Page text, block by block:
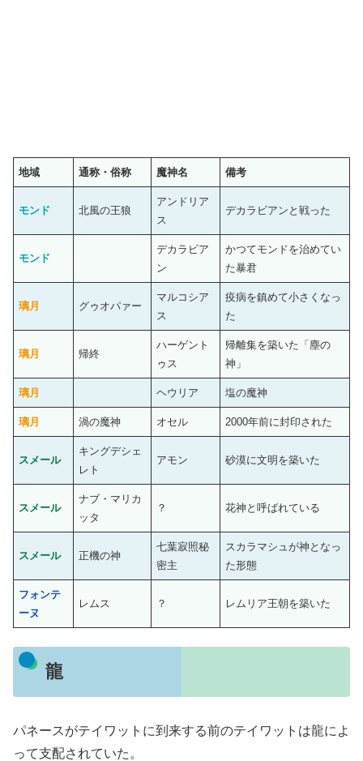
地域 通称・俗称 魔神名 備考
モンド 北風の王狼
アンドリア
ス
デカラビアンと戦った
モンド
デカラビア
ン
かつてモンドを治めてい
た暴君
璃月 グゥオパァー
マルコシア
ス
疫病を鎮めて小さくなっ
た
璃月 帰終
ハーゲント
ゥス
帰離集を築いた「塵の
神」
璃月 ヘウリア 塩の魔神
璃月 渦の魔神 オセル 2000年前に封印された
スメール
キングデシェ
レト
アモン 砂漠に文明を築いた
スメール
ナブ・マリカ
ッタ
？ 花神と呼ばれている
スメール 正機の神
七葉寂照秘
密主
スカラマシュが神となっ
た形態
フォンテ
ーヌ
レムス ？ レムリア王朝を築いた
龍
パネースがテイワットに到来する前のテイワットは龍によ
って支配されていた。